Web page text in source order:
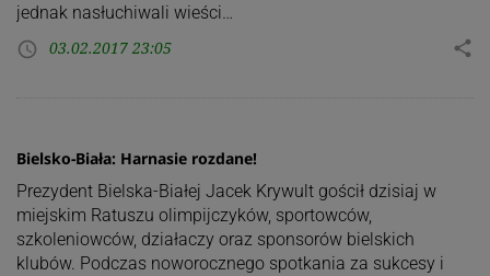
jednak nasłuchiwali wieści…
access_time 03.02.2017 23:05 share
Bielsko-Biała: Harnasie rozdane!
Prezydent Bielska-Białej Jacek Krywult gościł dzisiaj w
miejskim Ratuszu olimpijczyków, sportowców,
szkoleniowców, działaczy oraz sponsorów bielskich
klubów. Podczas noworocznego spotkania za sukcesy i